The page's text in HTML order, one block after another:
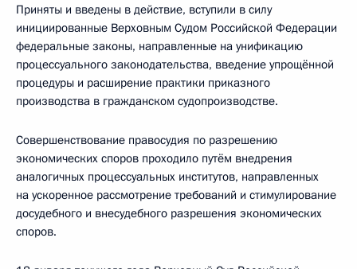
Приняты и введены в действие, вступили в силу
инициированные Верховным Судом Российской Федерации
федеральные законы, направленные на унификацию
процессуального законодательства, введение упрощённой
процедуры и расширение практики приказного
производства в гражданском судопроизводстве.
Совершенствование правосудия по разрешению
экономических споров проходило путём внедрения
аналогичных процессуальных институтов, направленных
на ускоренное рассмотрение требований и стимулирование
досудебного и внесудебного разрешения экономических
споров.